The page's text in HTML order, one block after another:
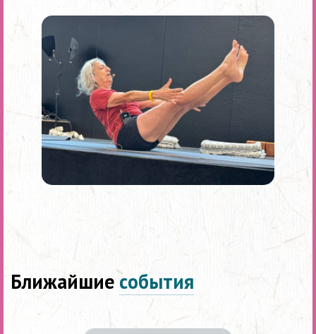
Ближайшиесобытия